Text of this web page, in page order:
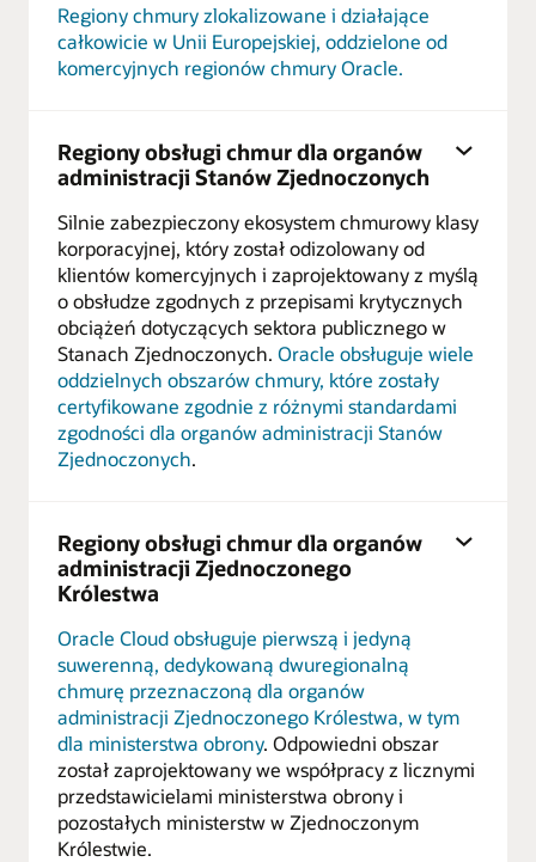
Regiony chmury zlokalizowane i działające
całkowicie w Unii Europejskiej, oddzielone od
komercyjnych regionów chmury Oracle.
Regiony obsługi chmur dla organów
administracji Stanów Zjednoczonych
Silnie zabezpieczony ekosystem chmurowy klasy
korporacyjnej, który został odizolowany od
klientów komercyjnych i zaprojektowany z myślą
o obsłudze zgodnych z przepisami krytycznych
obciążeń dotyczących sektora publicznego w
Stanach Zjednoczonych. Oracle obsługuje wiele
oddzielnych obszarów chmury, które zostały
certyfikowane zgodnie z różnymi standardami
zgodności dla organów administracji Stanów
Zjednoczonych.
Regiony obsługi chmur dla organów
administracji Zjednoczonego
Królestwa
Oracle Cloud obsługuje pierwszą i jedyną
suwerenną, dedykowaną dwuregionalną
chmurę przeznaczoną dla organów
administracji Zjednoczonego Królestwa, w tym
dla ministerstwa obrony. Odpowiedni obszar
został zaprojektowany we współpracy z licznymi
przedstawicielami ministerstwa obrony i
pozostałych ministerstw w Zjednoczonym
Królestwie.